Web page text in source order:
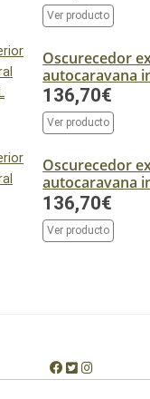
Ver producto
Oscurecedor
autocaravana
136,70€
Ver producto
Oscurecedor
autocaravana
136,70€
Ver producto